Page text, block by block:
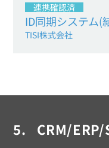
連携確認済
ID同期システム(
TISI株式会社
5. CRM/ERP/